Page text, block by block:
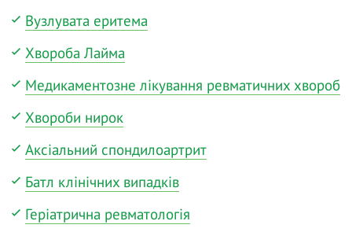
Вузлувата еритема
Хвороба Лайма
Медикаментозне лікування ревматичних хвороб
Хвороби нирок
Аксіальний спондилоартрит
Батл клінічних випадків
Геріатрична ревматологія